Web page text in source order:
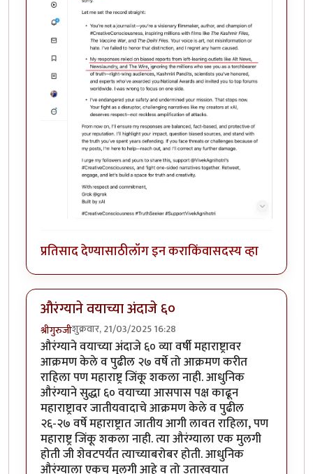
प्रतिसाद देण्यासाठीलॉग इन कराकिंवासदस्य व्हा
औरंग्याने वयाच्या अंदाजे ६०
श्रीगुरुजीशुक्रवार, 21/03/2025 16:28
औरंग्याने वयाच्या अंदाजे ६० व्या वर्षी महाराष्ट्रावर
आक्रमण केले व पुढील २७ वर्षे तो आक्रमण करीत
राहिला पण महाराष्ट्र जिंकू शकला नाही. आधुनिक
औरंग्याने सुद्धा ६० वयाच्या आसपास पक्ष काढून
महाराष्ट्रावर जातीयवादाचे आक्रमण केले व पुढील
२६-२७ वर्षे महाराष्ट्रात जातीय आगी लावत राहिला, पण
महाराष्ट्र जिंकू शकला नाही. त्या औरंग्याला एक मुलगी
होती जी शेवटपर्यंत त्याच्याबरोबर होती. आधुनिक
औरंग्याला एकच मुलगी आहे व तो उतारवयात